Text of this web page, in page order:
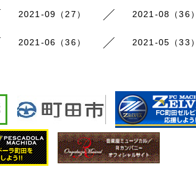
2021-09（27） 2021-08（36）
2021-06（36） 2021-05（33）